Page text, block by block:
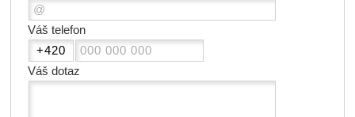
Váš telefon
Váš dotaz